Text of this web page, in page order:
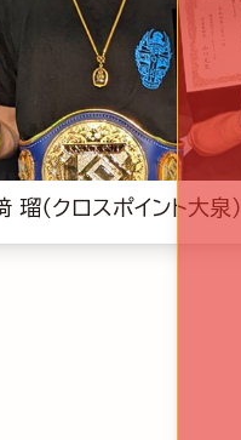
瑠（クロスポイント大泉）